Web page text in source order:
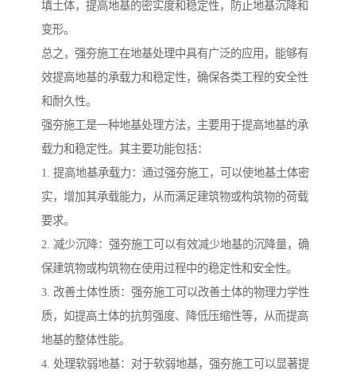
填土体，提高地基的密实度和稳定性，防止地基沉降和
变形。
总之，强夯施工在地基处理中具有广泛的应用，能够有
效提高地基的承载力和稳定性，确保各类工程的安全性
和耐久性。
强夯施工是一种地基处理方法，主要用于提高地基的承
载力和稳定性。其主要功能包括：
1. 提高地基承载力：通过强夯施工，可以使地基土体密
实，增加其承载能力，从而满足建筑物或构筑物的荷载
要求。
2. 减少沉降：强夯施工可以有效减少地基的沉降量，确
保建筑物或构筑物在使用过程中的稳定性和安全性。
3. 改善土体性质：强夯施工可以改善土体的物理力学性
质，如提高土体的抗剪强度、降低压缩性等，从而提高
地基的整体性能。
4. 处理软弱地基：对于软弱地基，强夯施工可以显著提